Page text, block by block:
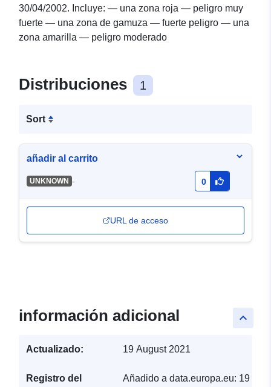
30/04/2002. Incluye: — una zona roja — peligro muy
fuerte — una zona de gamuza — fuerte peligro — una
zona amarilla — peligro moderado
Distribuciones 1
Sort
añadir al carrito
UNKNOWN - 0
URL de acceso
keyboard_arrow_up
información adicional
Actualizado: 19 August 2021
Registro del
Añadido a data.europa.eu: 19